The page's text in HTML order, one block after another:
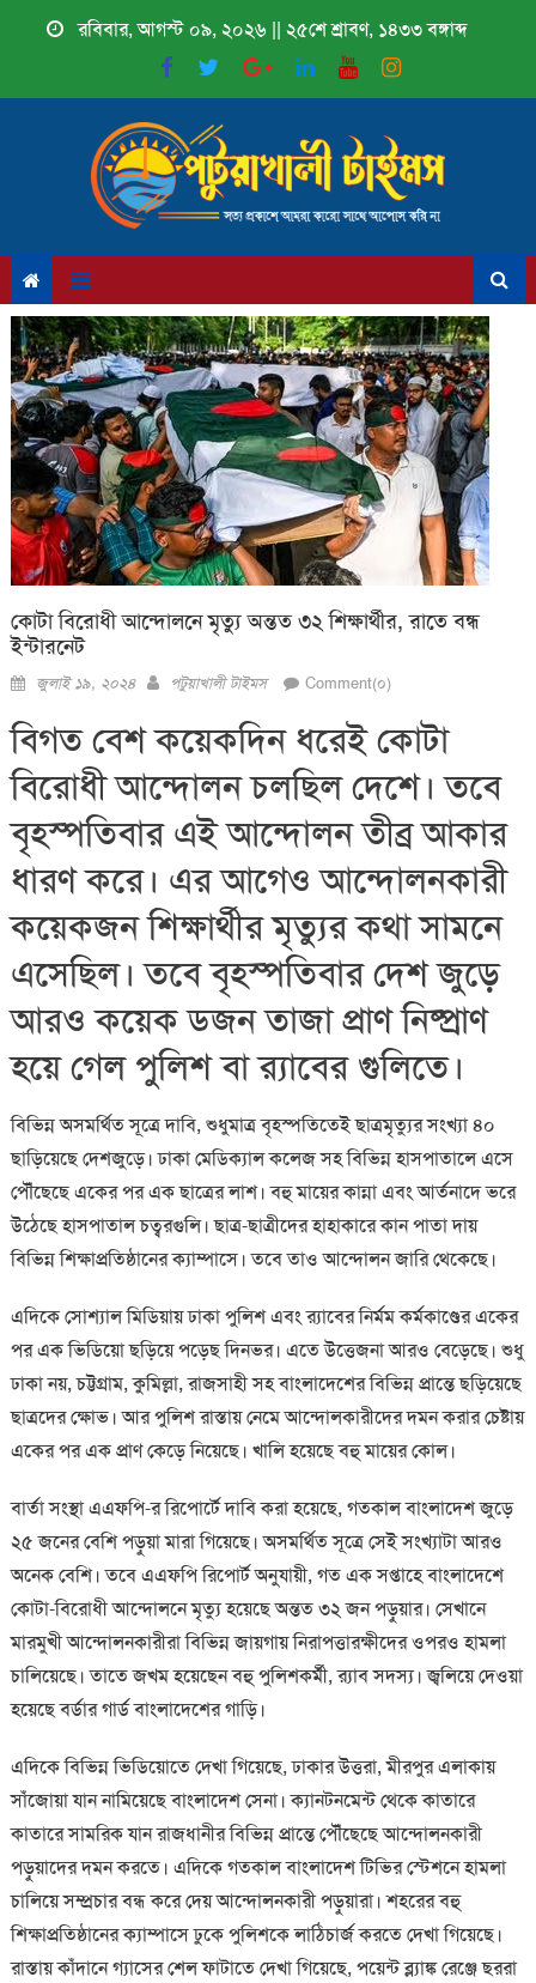
রবিবার, আগস্ট ০৯, ২০২৬ || ২৫শে শ্রাবণ, ১৪৩৩ বঙ্গাব্দ
কোটা বিরোধী আন্দোলনে মৃত্যু অন্তত ৩২ শিক্ষার্থীর, রাতে বন্ধ
ইন্টারনেট
Posted
জুলাই ১৯, ২০২৪ Author
পটুয়াখালী টাইমস Comment(০)
বিগত বেশ কয়েকদিন ধরেই কোটা
বিরোধী আন্দোলন চলছিল দেশে। তবে
বৃহস্পতিবার এই আন্দোলন তীব্র আকার
ধারণ করে। এর আগেও আন্দোলনকারী
কয়েকজন শিক্ষার্থীর মৃত্যুর কথা সামনে
এসেছিল। তবে বৃহস্পতিবার দেশ জুড়ে
আরও কয়েক ডজন তাজা প্রাণ নিষ্প্রাণ
হয়ে গেল পুলিশ বা ব়্যাবের গুলিতে।
বিভিন্ন অসমর্থিত সূত্রে দাবি, শুধুমাত্র বৃহস্পতিতেই ছাত্রমৃত্যুর সংখ্যা ৪০
ছাড়িয়েছে দেশজুড়ে। ঢাকা মেডিক্যাল কলেজ সহ বিভিন্ন হাসপাতালে এসে
পৌঁছেছে একের পর এক ছাত্রের লাশ। বহু মায়ের কান্না এবং আর্তনাদে ভরে
উঠেছে হাসপাতাল চত্বরগুলি। ছাত্র-ছাত্রীদের হাহাকারে কান পাতা দায়
বিভিন্ন শিক্ষাপ্রতিষ্ঠানের ক্যাম্পাসে। তবে তাও আন্দোলন জারি থেকেছে।
এদিকে সোশ্যাল মিডিয়ায় ঢাকা পুলিশ এবং ব়্যাবের নির্মম কর্মকাণ্ডের একের
পর এক ভিডিয়ো ছড়িয়ে পড়েছ দিনভর। এতে উত্তেজনা আরও বেড়েছে। শুধু
ঢাকা নয়, চট্টগ্রাম, কুমিল্লা, রাজসাহী সহ বাংলাদেশের বিভিন্ন প্রান্তে ছড়িয়েছে
ছাত্রদের ক্ষোভ। আর পুলিশ রাস্তায় নেমে আন্দোলকারীদের দমন করার চেষ্টায়
একের পর এক প্রাণ কেড়ে নিয়েছে। খালি হয়েছে বহু মায়ের কোল।
বার্তা সংস্থা এএফপি-র রিপোর্টে দাবি করা হয়েছে, গতকাল বাংলাদেশ জুড়ে
২৫ জনের বেশি পড়ুয়া মারা গিয়েছে। অসমর্থিত সূত্রে সেই সংখ্যাটা আরও
অনেক বেশি। তবে এএফপি রিপোর্ট অনুযায়ী, গত এক সপ্তাহে বাংলাদেশে
কোটা-বিরোধী আন্দোলনে মৃত্যু হয়েছে অন্তত ৩২ জন পড়ুয়ার। সেখানে
মারমুখী আন্দোলনকারীরা বিভিন্ন জায়গায় নিরাপত্তারক্ষীদের ওপরও হামলা
চালিয়েছে। তাতে জখম হয়েছেন বহু পুলিশকর্মী, ব়্যাব সদস্য। জ্বলিয়ে দেওয়া
হয়েছে বর্ডার গার্ড বাংলাদেশের গাড়ি।
এদিকে বিভিন্ন ভিডিয়োতে দেখা গিয়েছে, ঢাকার উত্তরা, মীরপুর এলাকায়
সাঁজোয়া যান নামিয়েছে বাংলাদেশ সেনা। ক্যানটনমেন্ট থেকে কাতারে
কাতারে সামরিক যান রাজধানীর বিভিন্ন প্রান্তে পৌঁছেছে আন্দোলনকারী
পড়ুয়াদের দমন করতে। এদিকে গতকাল বাংলাদেশ টিভির স্টেশনে হামলা
চালিয়ে সম্প্রচার বন্ধ করে দেয় আন্দোলনকারী পড়ুয়ারা। শহরের বহু
শিক্ষাপ্রতিষ্ঠানের ক্যাম্পাসে ঢুকে পুলিশকে লাঠিচার্জ করতে দেখা গিয়েছে।
রাস্তায় কাঁদানে গ্যাসের শেল ফাটাতে দেখা গিয়েছে, পয়েন্ট ব্ল্যাঙ্ক রেঞ্জে ছররা